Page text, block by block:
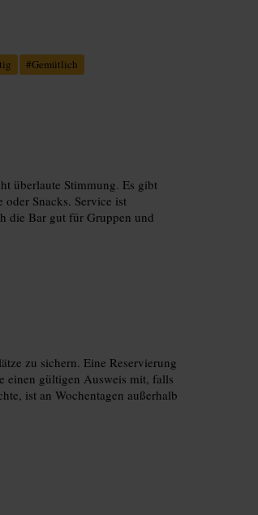
#Gemütlich
überlaute Stimmung. Es gibt
oder Snacks. Service ist
die Bar gut für Gruppen und
zu sichern. Eine Reservierung
einen gültigen Ausweis mit, falls
ist an Wochentagen außerhalb